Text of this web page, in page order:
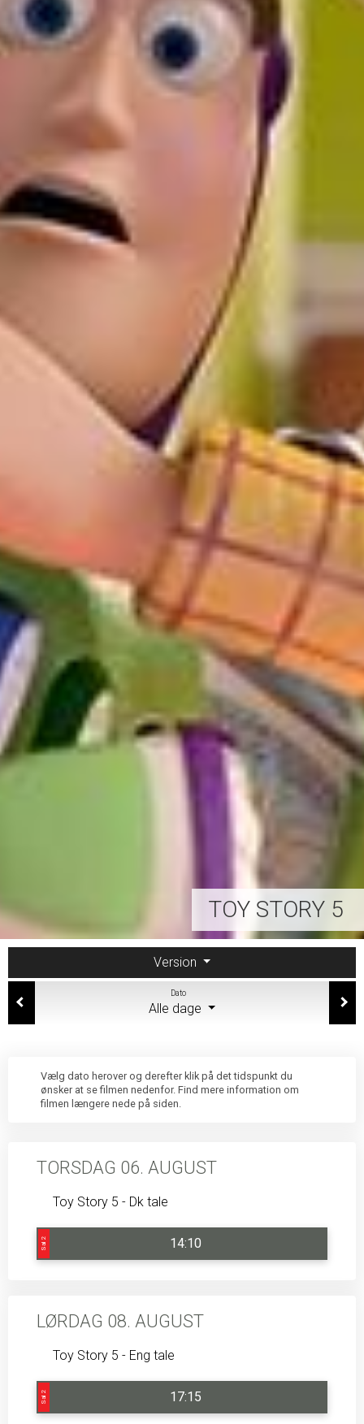
TOY STORY 5
Version
Dato
Alle dage
Vælg dato herover og derefter klik på det tidspunkt du
ønsker at se filmen nedenfor. Find mere information om
filmen længere nede på siden.
TORSDAG 06. AUGUST
Toy Story 5 - Dk tale
Sal 2 14:10
LØRDAG 08. AUGUST
Toy Story 5 - Eng tale
Sal 2 17:15